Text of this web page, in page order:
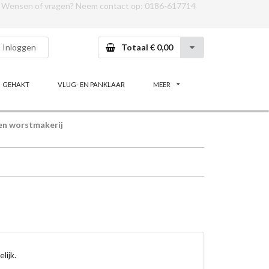
Wensen of vragen? Neem contact op: 0186-617714
Inloggen Totaal € 0,00
GEHAKT VLUG- EN PANKLAAR MEER
worstmakerij